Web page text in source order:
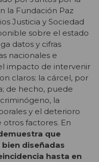
la Fundación Paz
Justicia y Sociedad
sobre el estado
datos y cifras
nacionales e
impacto de intervenir
claros: la cárcel, por
de hecho, puede
la
y el deterioro
otros factores. En
que
diseñadas
hasta en